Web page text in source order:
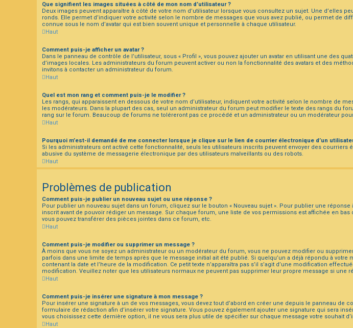
Que signifient les images situées à côté de mon nom d’utilisateur ?
Deux images peuvent apparaître à côté de votre nom d’utilisateur lorsque vous consultez un sujet. Une d’elles
ronds. Elle permet d’indiquer votre activité selon le nombre de messages que vous avez publié, ou permet de
connue sous le nom d’avatar qui est bien souvent unique et personnelle à chaque utilisateur.
Haut
Comment puis-je afficher un avatar ?
Dans le panneau de contrôle de l’utilisateur, sous « Profil », vous pouvez ajouter un avatar en utilisant une des
d’images locales. Les administrateurs du forum peuvent activer ou non la fonctionnalité des avatars et des
invitons à contacter un administrateur du forum.
Haut
Quel est mon rang et comment puis-je le modifier ?
Les rangs, qui apparaissent en dessous de votre nom d’utilisateur, indiquent votre activité selon le nombre de
les modérateurs. Dans la plupart des cas, seul un administrateur du forum peut modifier le texte des rangs du
rang sur le forum. Beaucoup de forums ne toléreront pas ce procédé et un administrateur ou un modérateur
Haut
Pourquoi m’est-il demandé de me connecter lorsque je clique sur le lien de courrier électronique d’un
Si les administrateurs ont activé cette fonctionnalité, seuls les utilisateurs inscrits peuvent envoyer des
abusive du système de messagerie électronique par des utilisateurs malveillants ou des robots.
Haut
Problèmes de publication
Comment puis-je publier un nouveau sujet ou une réponse ?
Pour publier un nouveau sujet dans un forum, cliquez sur le bouton « Nouveau sujet ». Pour publier une
inscrit avant de pouvoir rédiger un message. Sur chaque forum, une liste de vos permissions est affichée en
vous pouvez transférer des pièces jointes dans ce forum, etc.
Haut
Comment puis-je modifier ou supprimer un message ?
À moins que vous ne soyez un administrateur ou un modérateur du forum, vous ne pouvez modifier ou
parfois dans une limite de temps après que le message initial ait été publié. Si quelqu’un a déjà répondu à
contenant la date et l’heure de la modification. Ce petit texte n’apparaîtra pas s’il s’agit d’une modification
modification. Veuillez noter que les utilisateurs normaux ne peuvent pas supprimer leur propre message si une
Haut
Comment puis-je insérer une signature à mon message ?
Pour insérer une signature à un de vos messages, vous devez tout d’abord en créer une depuis le panneau de
formulaire de rédaction afin d’insérer votre signature. Vous pouvez également ajouter une signature qui sera
vous choisissez cette dernière option, il ne vous sera plus utile de spécifier sur chaque message votre souhait
Haut